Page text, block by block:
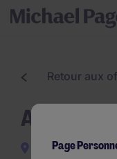
Retour aux
Eguilles
Page